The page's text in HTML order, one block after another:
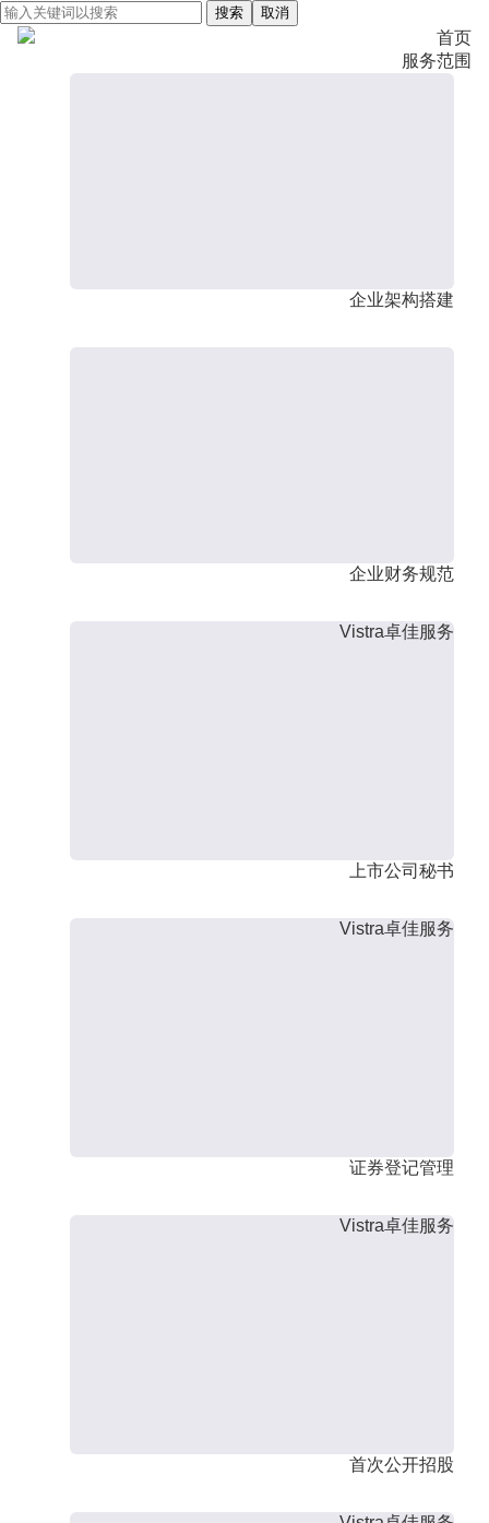
搜索 取消
首页
服务范围
企业架构搭建
企业财务规范
Vistra卓佳服务
上市公司秘书
Vistra卓佳服务
证券登记管理
Vistra卓佳服务
首次公开招股